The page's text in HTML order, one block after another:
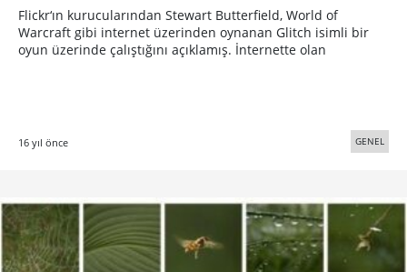
Flickr‘ın kurucularından Stewart Butterfield, World of
Warcraft gibi internet üzerinden oynanan Glitch isimli bir
oyun üzerinde çalıştığını açıklamış. İnternette olan
16 yıl önce GENEL